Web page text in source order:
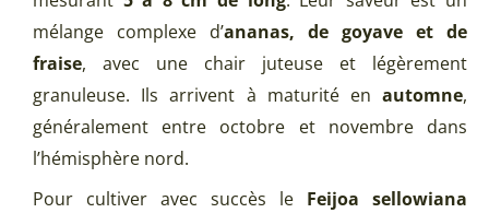
mélange complexe d’ananas, de goyave et de
fraise, avec une chair juteuse et légèrement
granuleuse. Ils arrivent à maturité en automne,
généralement entre octobre et novembre dans
l’hémisphère nord.
Pour cultiver avec succès le Feijoa sellowiana